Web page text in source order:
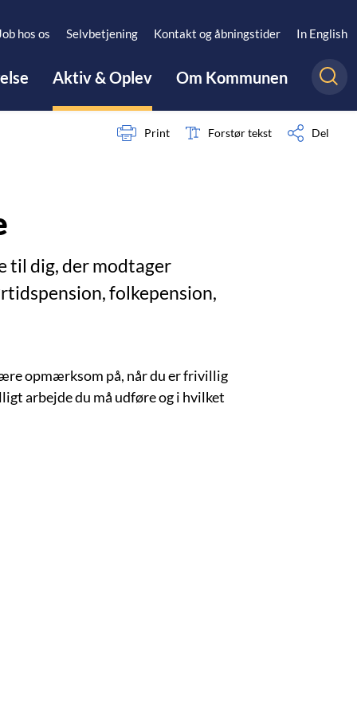
hos os Selvbetjening Kontakt og åbningstider In English
Aktiv & Oplev Om Kommunen
Print Forstør tekst Del
til dig, der modtager
folkepension,
opmærksom på, når du er frivillig
arbejde du må udføre og i hvilket